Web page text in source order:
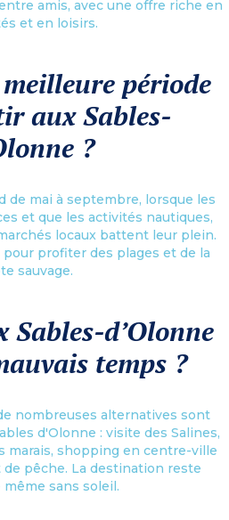
amis, avec une offre riche en
et en loisirs.
période
aux Sables-
?
de mai à septembre, lorsque les
et que les activités nautiques,
locaux battent leur plein.
profiter des plages et de la
sauvage.
Sables-d’Olonne
temps ?
nombreuses alternatives sont
d'Olonne : visite des Salines,
marais, shopping en centre-ville
pêche. La destination reste
sans soleil.